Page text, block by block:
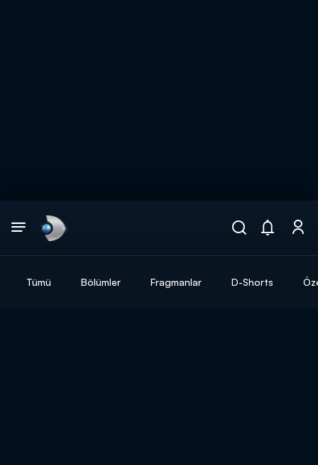
Tümü Bölümler Fragmanlar D-Shorts